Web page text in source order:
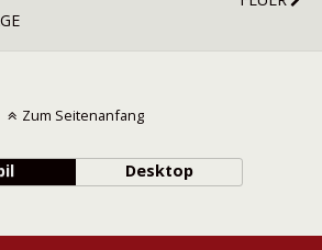
Zum Seitenanfang
Desktop